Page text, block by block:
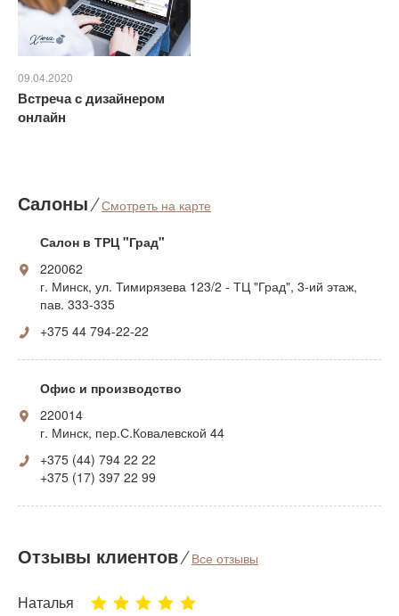
09.04.2020
Встреча с дизайнером
онлайн
Салоны⁄Смотреть на карте
Салон в ТРЦ "Град"
220062
г. Минск, ул. Тимирязева 123/2 - ТЦ "Град", 3-ий этаж,
пав. 333-335
+375 44 794-22-22
Офис и производство
220014
г. Минск, пер.С.Ковалевской 44
+375 (44) 794 22 22
+375 (17) 397 22 99
Отзывы клиентов⁄Все отзывы
Наталья